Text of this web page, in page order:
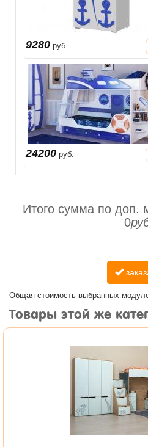
9280 руб.
24200 руб.
Итого сумма по доп.
0
Общая стоимость выбранных
Товары этой же